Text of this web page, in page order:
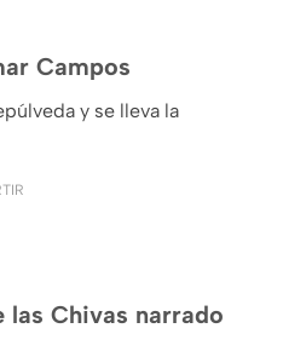
Campos
y se lleva la
las Chivas narrado